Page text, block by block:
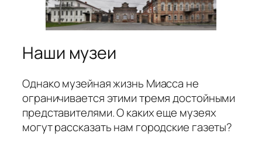
Наши музеи
Однако музейная жизнь Миасса не
ограничивается этими тремя достойными
представителями. О каких еще музеях
могут рассказать нам городские газеты?